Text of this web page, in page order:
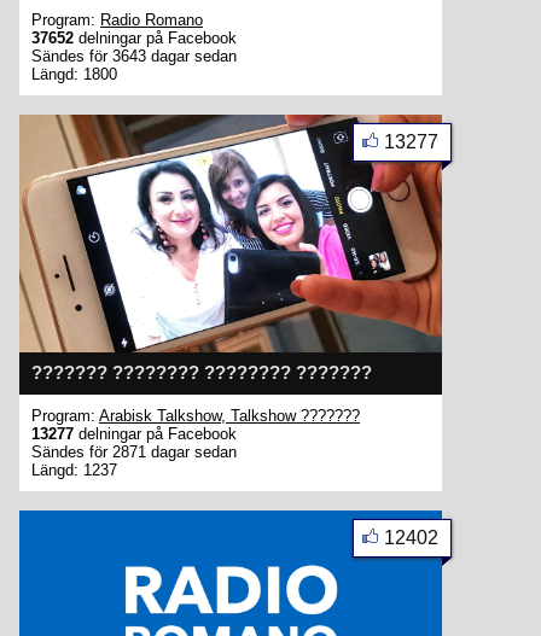
Program: Radio Romano
37652 delningar på Facebook
Sändes för 3643 dagar sedan
Längd: 1800
??????? ???????? ???????? ???????
13277
Program: Arabisk Talkshow, Talkshow ???????
13277 delningar på Facebook
Sändes för 2871 dagar sedan
Längd: 1237
12402